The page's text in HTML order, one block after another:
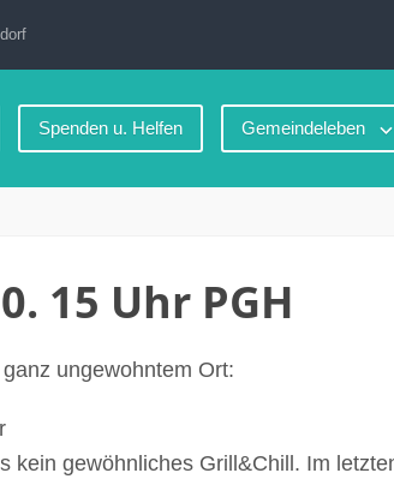
Spenden u. Helfen Gemeindeleben
15 Uhr PGH
ungewohntem Ort:
kein gewöhnliches Grill&Chill. Im